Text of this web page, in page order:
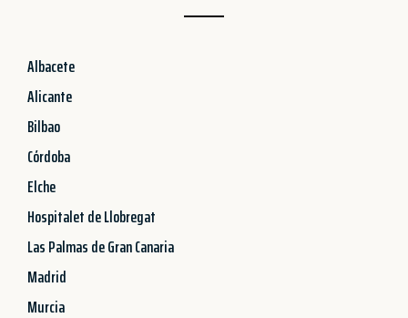
Albacete
Alicante
Bilbao
Córdoba
Elche
Hospitalet de Llobregat
Las Palmas de Gran Canaria
Madrid
Murcia